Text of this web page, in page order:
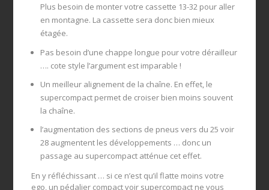
Plus besoin de monter votre cassette 13-32 pour aller
en montagne. La cassette sera donc bien mieux
étagée.
Pas besoin d’une chappe longue pour votre dérailleur
…. cote style l’argument est imparable !
Un meilleur alignement de la chaîne. En effet, le
supercompact permet de croiser bien moins souvent
la chaîne.
l’augmentation des sections de pneus vers du 25 voir
28 augmentent les développements … donc un
passage au supercompact atténue cet effet.
En y réfléchissant … si ce n’est qu’il flatte moins votre
ego, un pédalier compact voir supercompact ne vous